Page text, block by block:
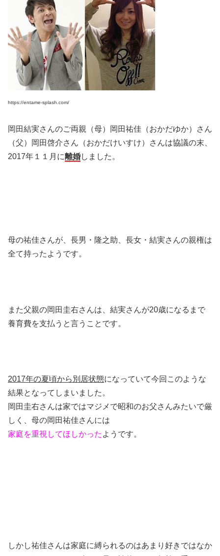
https://entame-splash.com/
岡田結実さんのご両親（母）岡田祐佳（おかだゆか）さん
（父）岡田啓介さん（おかだけいすけ）さんは協議の末、
2017年１１月に離婚しました。
母の祐佳さんが、長男・隆之助、長女・結実さんの親権は
全て持ったようです。
また父親の岡田圭右さんは、結実さんが20歳になるまで
養育費を支払うと言うことです。
2017年の夏頃から別居状態になっていて今回このような
結果となってしまいました。
岡田圭右さんは家ではマジメで昭和のお父さんみたいで厳
しく、母の岡田祐佳さんには
家庭を重視してほしかった ようです。
しかし祐佳さんは家庭に縛られるのはあまり好きではなか